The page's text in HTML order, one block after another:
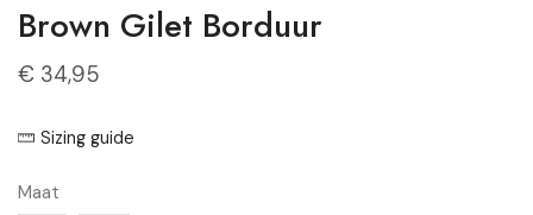
Brown Gilet Borduur
€ 34,95
Sizing guide
Maat